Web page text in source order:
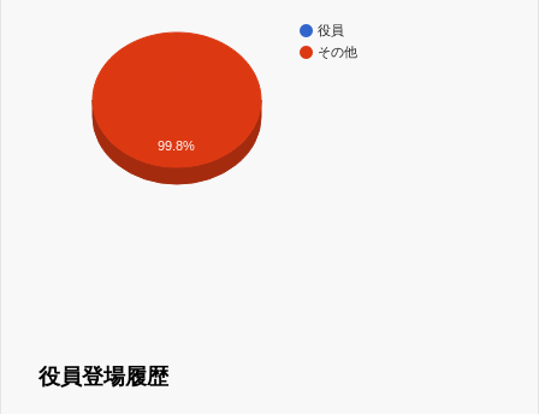
役員
その他
99.8%
役員登場履歴